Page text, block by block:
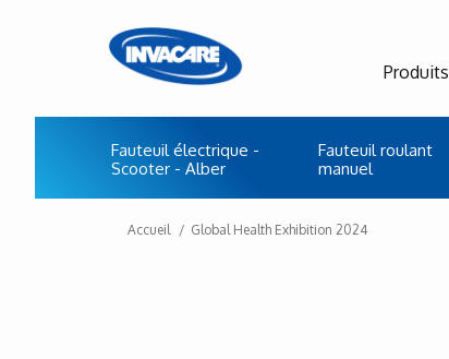
Produits
Fauteuil électrique -
Scooter - Alber
Fauteuil roulant
manuel
Accueil Global Health Exhibition 2024